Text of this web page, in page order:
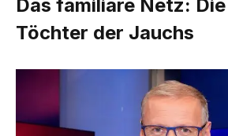
Das familiäre Netz:
Töchter der Jauchs